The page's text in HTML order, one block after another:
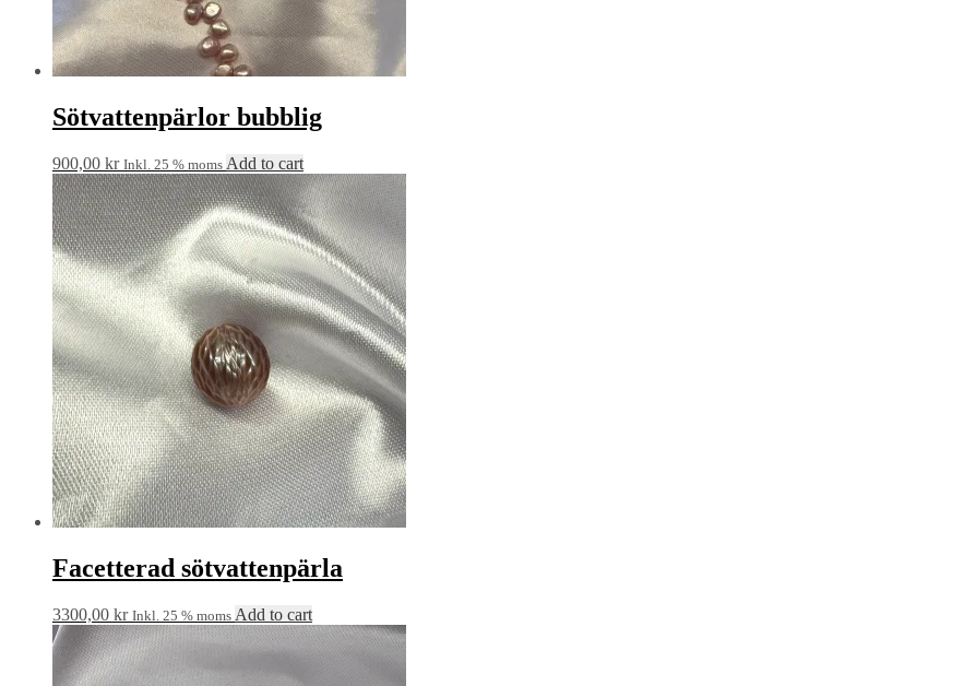
Sötvattenpärlor bubblig
900,00 kr Inkl. 25 % moms Add to cart
Facetterad sötvattenpärla
3300,00 kr Inkl. 25 % moms Add to cart